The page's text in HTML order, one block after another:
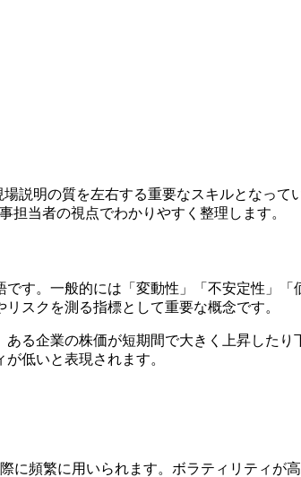
説明の質を左右する重要なスキルとなって
担当者の視点でわかりやすく整理します。
す。一般的には「変動性」「不安定性」
スクを測る指標として重要な概念です。
る企業の株価が短期間で大きく上昇した
低いと表現されます。
頻繁に用いられます。ボラティリティが